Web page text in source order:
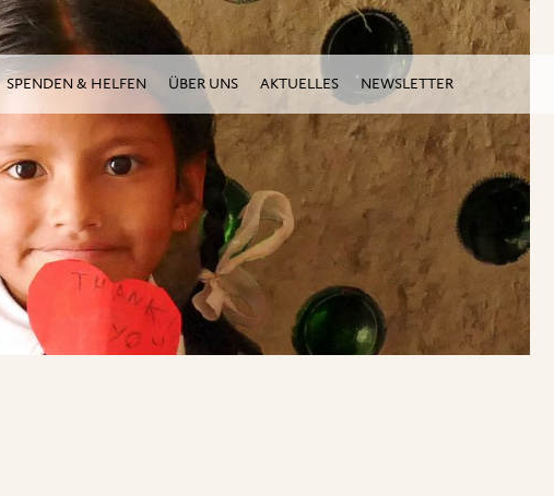
SPENDEN & HELFEN ÜBER UNS AKTUELLES NEWSLETTER